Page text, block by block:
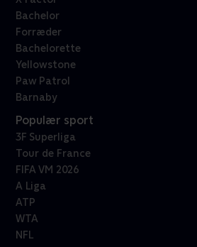
Bachelor
Forræder
Bachelorette
Yellowstone
Paw Patrol
Barnaby
Populær sport
3F Superliga
Tour de France
FIFA VM 2026
A Liga
ATP
WTA
NFL